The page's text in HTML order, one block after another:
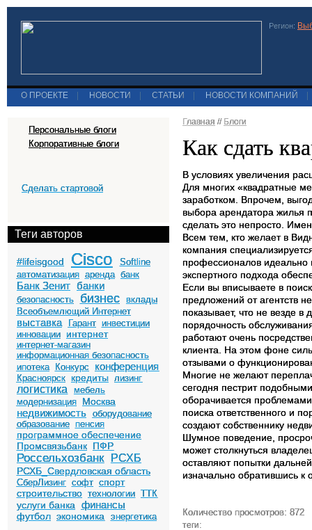
Регион:
О ПРОЕКТЕ НОВОСТИ СТАТЬИ НОВОСТИ КОМПАНИЙ
Персональные блоги
Корпоративные блоги
Сделать стартовой
Теги авторов
#lifeisgood Cisco
Softline
автоматизация аренда банк
Банк Зенит банки
безопасность бизнес
вклады
Всеобъемлющий Интернет
выставка Гарант инвестиции
инновации
интернет
интернет-магазин
информационная безопасность
ипотека
Конкурс конференция
Красноярск кредиты лизинг
логистика
мебель
модернизация
Москва
недвижимость оборудование
образование пенсия
программное обеспечение
Промсвязьбанк ПФР
Россельхозбанк РСХБ
РСХБ_Свердловская область
СберЛизинг софт спорт
строительство технологии ТТК
услуги банка финансы
футбол экономика энергетика
Главная // Блоги
Как сдать
В условиях увеличения
Для многих «квадратные
заработком. Впрочем,
выбора арендатора жилья
сделать это непросто.
Всем тем, кто желает в
компания
профессионалов идеально
экспертного подхода
Если вы вписываете в
предложений от агентств
показывает, что не везде
порядочность
работают очень
клиента. На этом фоне
отзывами о
Многие не желают
сегодня пестрит
оборачивается
поиска ответственного и
создают собственнику
Шумное поведение,
может столкнуться
оставляют попытки
изначально обратившись
Количество просмотров: 872
теги: